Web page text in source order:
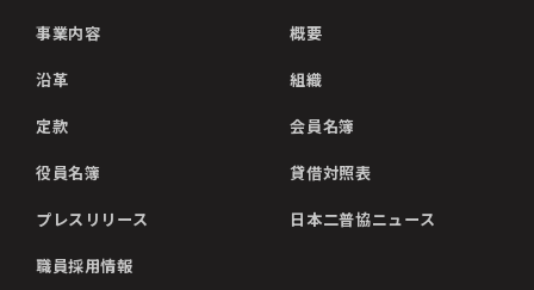
事業内容 概要
沿革 組織
定款 会員名簿
役員名簿 貸借対照表
プレスリリース 日本二普協ニュース
職員採用情報